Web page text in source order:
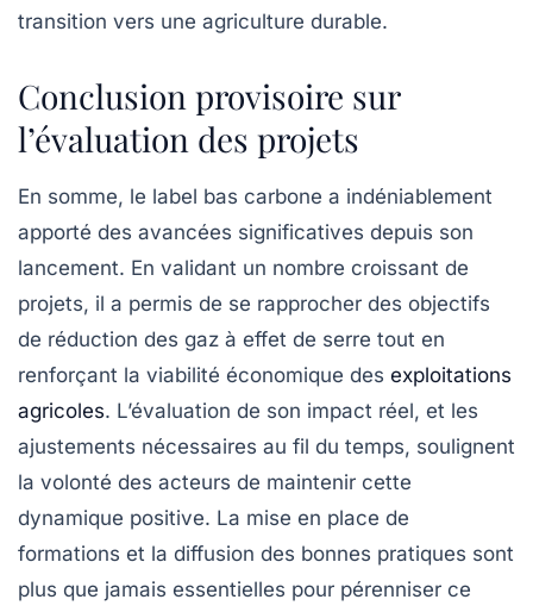
transition vers une agriculture durable.
Conclusion provisoire sur
l’évaluation des projets
En somme, le label bas carbone a indéniablement
apporté des avancées significatives depuis son
lancement. En validant un nombre croissant de
projets, il a permis de se rapprocher des objectifs
de réduction des gaz à effet de serre tout en
renforçant la viabilité économique des exploitations
agricoles. L’évaluation de son impact réel, et les
ajustements nécessaires au fil du temps, soulignent
la volonté des acteurs de maintenir cette
dynamique positive. La mise en place de
formations et la diffusion des bonnes pratiques sont
plus que jamais essentielles pour pérenniser ce